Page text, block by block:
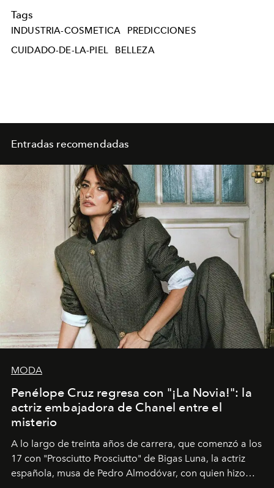
Tags
INDUSTRIA-COSMETICA
PREDICCIONES
CUIDADO-DE-LA-PIEL
BELLEZA
Entradas recomendadas
MODA
Penélope Cruz regresa con "¡La Novia!": la
actriz embajadora de Chanel entre el
misterio
A lo largo de treinta años de carrera, que comenzó a los
17 con "Prosciutto Prosciutto" de Bigas Luna, la actriz
española, musa de Pedro Almodóvar, con quien hizo